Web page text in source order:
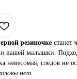
резиночке станет
вашей малышки.
невесомая, следов не
нет.